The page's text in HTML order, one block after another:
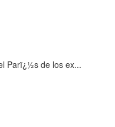
Parï¿½s de los ex...